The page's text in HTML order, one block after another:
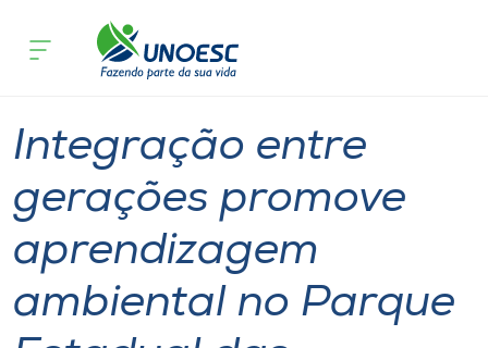
Cursos
Atendimento ao Estudante
Portal de Ensino
Geral
Integração entre
gerações promove
aprendizagem
ambiental no Parque